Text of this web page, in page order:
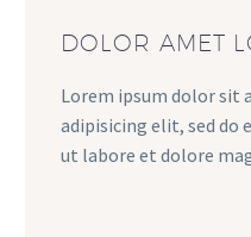
DOLOR AMET
Lorem ipsum dolor sit
adipisicing elit, sed do
ut labore et dolore